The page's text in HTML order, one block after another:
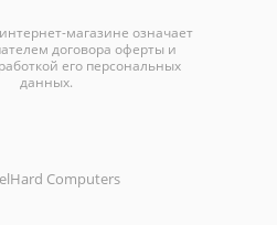
магазине означает
договора оферты и
его персональных
данных.
Computers